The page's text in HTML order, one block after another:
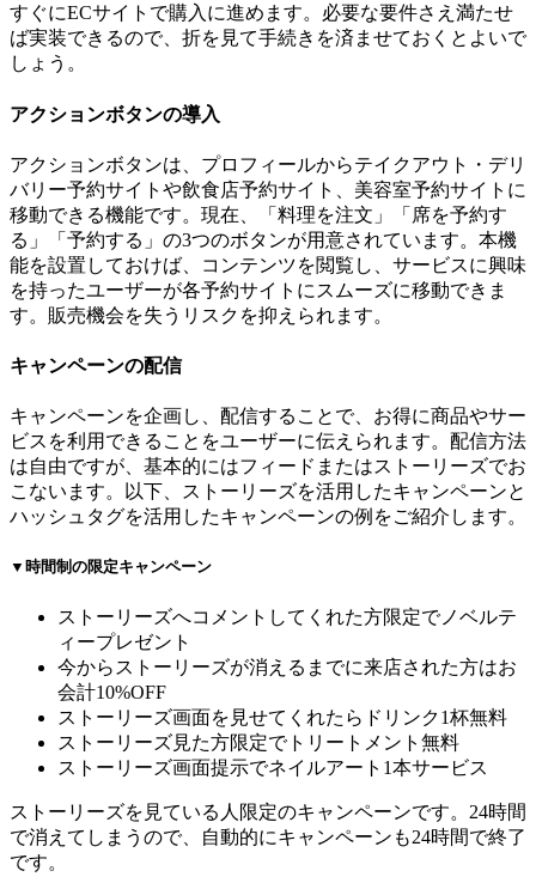
すぐにECサイトで購入に進めます。必要な要件さえ満たせ
ば実装できるので、折を見て手続きを済ませておくとよいで
しょう。
アクションボタンの導入
アクションボタンは、プロフィールからテイクアウト・デリ
バリー予約サイトや飲食店予約サイト、美容室予約サイトに
移動できる機能です。現在、「料理を注文」「席を予約す
る」「予約する」の3つのボタンが用意されています。本機
能を設置しておけば、コンテンツを閲覧し、サービスに興味
を持ったユーザーが各予約サイトにスムーズに移動できま
す。販売機会を失うリスクを抑えられます。
キャンペーンの配信
キャンペーンを企画し、配信することで、お得に商品やサー
ビスを利用できることをユーザーに伝えられます。配信方法
は自由ですが、基本的にはフィードまたはストーリーズでお
こないます。以下、ストーリーズを活用したキャンペーンと
ハッシュタグを活用したキャンペーンの例をご紹介します。
▼時間制の限定キャンペーン
ストーリーズへコメントしてくれた方限定でノベルテ
ィープレゼント
今からストーリーズが消えるまでに来店された方はお
会計10%OFF
ストーリーズ画面を見せてくれたらドリンク1杯無料
ストーリーズ見た方限定でトリートメント無料
ストーリーズ画面提示でネイルアート1本サービス
ストーリーズを見ている人限定のキャンペーンです。24時間
で消えてしまうので、自動的にキャンペーンも24時間で終了
です。